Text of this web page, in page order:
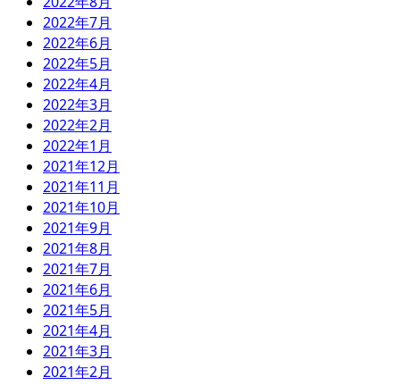
2022年7月
2022年6月
2022年5月
2022年4月
2022年3月
2022年2月
2022年1月
2021年12月
2021年11月
2021年10月
2021年9月
2021年8月
2021年7月
2021年6月
2021年5月
2021年4月
2021年3月
2021年2月